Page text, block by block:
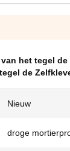
het tegel
de
Nieuw
droge